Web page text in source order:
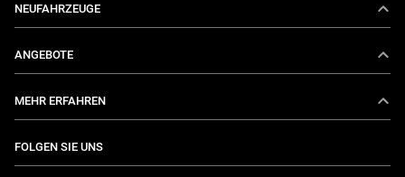
NEUFAHRZEUGE
S-Way
ANGEBOTE
MEHR ERFAHREN
FOLGEN SIE UNS